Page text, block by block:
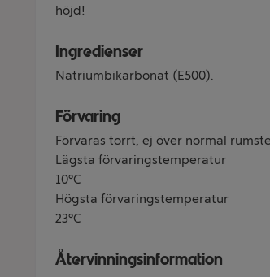
höjd!
Ingredienser
Natriumbikarbonat (E500).
Förvaring
Förvaras torrt, ej över normal
Lägsta förvaringstemperatur
10°C
Högsta förvaringstemperatur
23°C
Återvinningsinformation